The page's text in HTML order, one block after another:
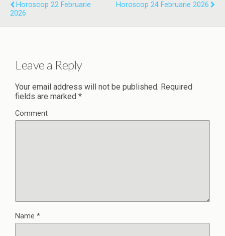
Horoscop 22 Februarie
2026
Horoscop 24 Februarie 2026
Leave a Reply
Your email address will not be published. Required
fields are marked *
Comment
Name *